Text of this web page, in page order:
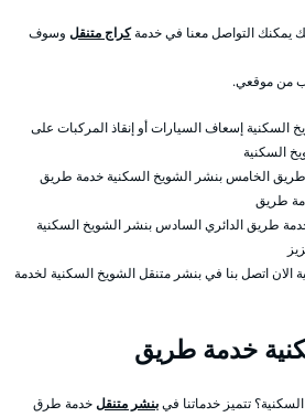
يمكنك التواصل معنا في خدمةكراج متنقل وسوف
من موقعي.
السكنية إسعاف السيارات أو إنقاذ المركبات على
السكنية
طريق الخامس بنشر الشويخ السكنية خدمة طريق
طريق
طريق الدائري السادس بنشر الشويخ السكنية
اتصل بنا في بنشر متنقل الشويخ السكنية لخدمة
خدمة طريق
تتميز خدماتنا فيبنشر متنقلخدمة طرق